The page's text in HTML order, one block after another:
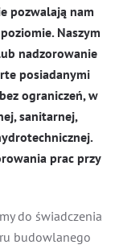
pozwalają nam
Naszym
nadzorowanie
posiadanymi
ograniczeń, w
sanitarnej,
prac przy
do świadczenia
budowlanego